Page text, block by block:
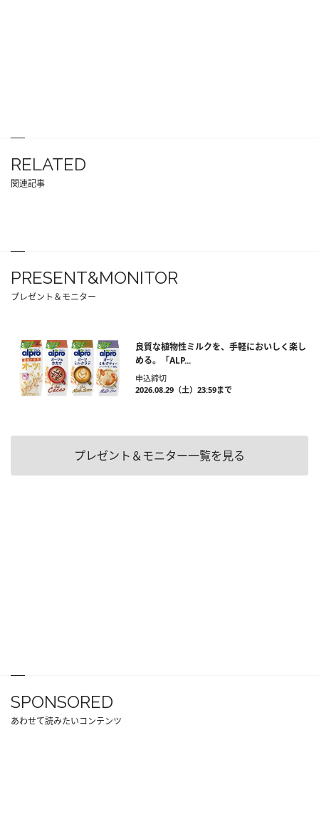
RELATED
関連記事
PRESENT&MONITOR
プレゼント＆モニター
良質な植物性ミルクを、手軽においしく楽し
める。「ALP...
申込締切
2026.08.29（土）23:59まで
プレゼント＆モニター一覧を見る
SPONSORED
あわせて読みたいコンテンツ